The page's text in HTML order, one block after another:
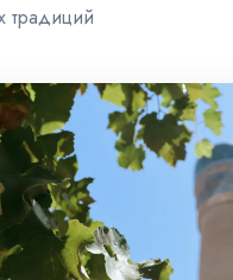
традиций